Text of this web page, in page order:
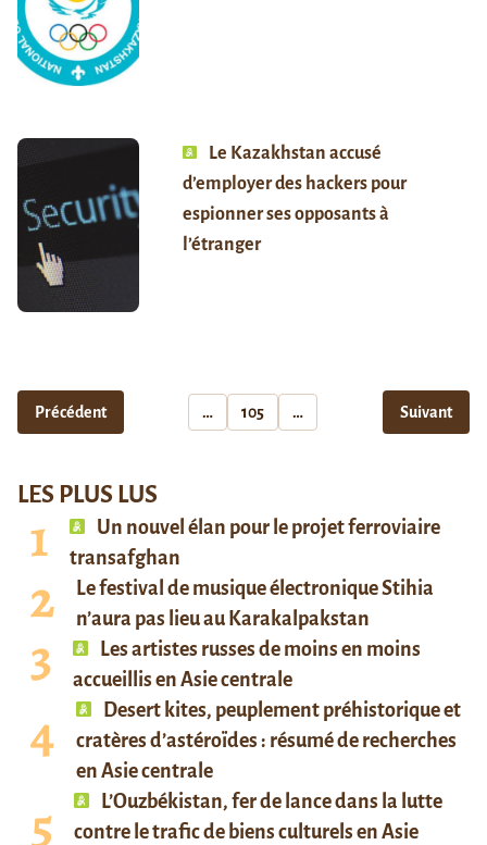
Le Kazakhstan accusé
d’employer des hackers pour
espionner ses opposants à
l’étranger
Précédent … 105 … Suivant
LES PLUS LUS
Un nouvel élan pour le projet ferroviaire
transafghan
Le festival de musique électronique Stihia
n’aura pas lieu au Karakalpakstan
Les artistes russes de moins en moins
accueillis en Asie centrale
Desert kites, peuplement préhistorique et
cratères d’astéroïdes : résumé de recherches
en Asie centrale
L’Ouzbékistan, fer de lance dans la lutte
contre le trafic de biens culturels en Asie